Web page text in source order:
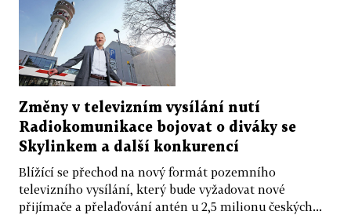
Změny v televizním vysílání nutí
Radiokomunikace bojovat o diváky se
Skylinkem a další konkurencí
Blížící se přechod na nový formát pozemního
televizního vysílání, který bude vyžadovat nové
přijímače a přelaďování antén u 2,5 milionu českých...